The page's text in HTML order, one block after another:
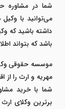
شما در مشاوره
می‌توانید با
داشته باشید که
باشد که بتواند
موسسه حقوقی
مهریه و ارث را
شما با خرید
برترین وکلای